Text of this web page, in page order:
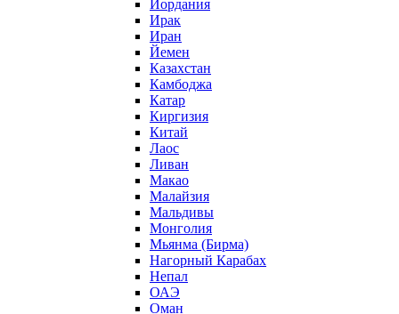
Иордания
Ирак
Иран
Йемен
Казахстан
Камбоджа
Катар
Киргизия
Китай
Лаос
Ливан
Макао
Малайзия
Мальдивы
Монголия
Мьянма (Бирма)
Нагорный Карабах
Непал
ОАЭ
Оман